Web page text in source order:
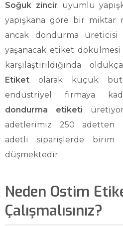
Soğuk zincir uyumlu
yapışkana göre bir miktar
ancak dondurma
yaşanacak etiket
karşılaştırıldığında
Etiket olarak küçük
endüstriyel firmaya
dondurma etiketi
adetlerimiz 250 adetten
adetli siparişlerde birim
düşmektedir.
Neden Ostim
Çalışmalısınız?